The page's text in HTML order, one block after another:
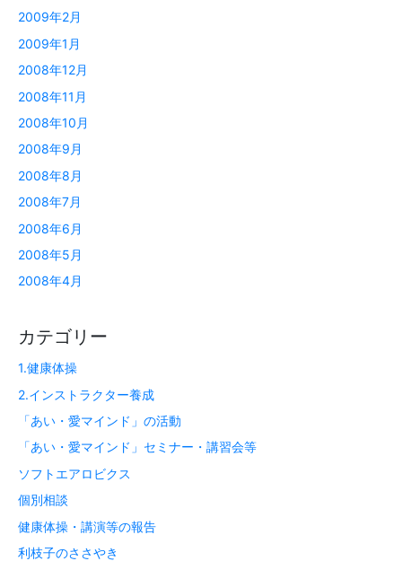
2009年2月
2009年1月
2008年12月
2008年11月
2008年10月
2008年9月
2008年8月
2008年7月
2008年6月
2008年5月
2008年4月
カテゴリー
1.健康体操
2.インストラクター養成
「あい・愛マインド」の活動
「あい・愛マインド」セミナー・講習会等
ソフトエアロビクス
個別相談
健康体操・講演等の報告
利枝子のささやき